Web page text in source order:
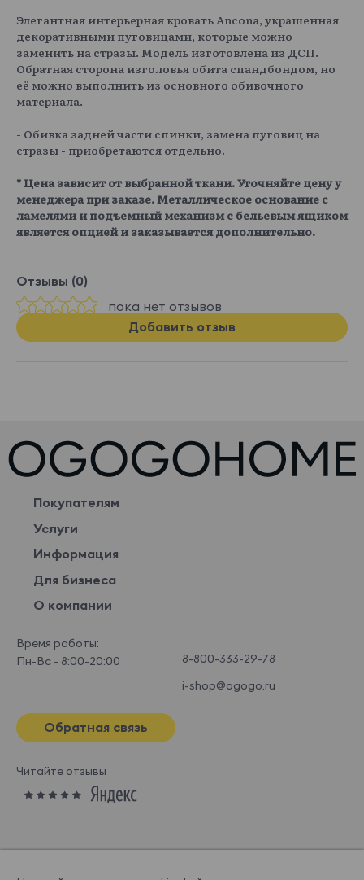
Элегантная интерьерная кровать Ancona, украшенная
декоративными пуговицами, которые можно
заменить на стразы. Модель изготовлена из ДСП.
Обратная сторона изголовья обита спандбондом, но
её можно выполнить из основного обивочного
материала.
- Обивка задней части спинки, замена пуговиц на
стразы - приобретаются отдельно.
* Цена зависит от выбранной ткани. Уточняйте цену у
менеджера при заказе. Металлическое основание с
ламелями и подъемный механизм с бельевым ящиком
является опцией и заказывается дополнительно.
Отзывы (0)
пока нет отзывов
Добавить отзыв
Покупателям
Услуги
Информация
Для бизнеса
О компании
Время работы:
Пн-Вс - 8:00-20:00
8-800-333-29-78
i-shop@ogogo.ru
Обратная связь
Читайте отзывы